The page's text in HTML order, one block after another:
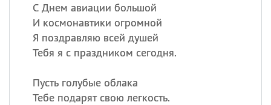
С Днем авиации большой
И космонавтики огромной
Я поздравляю всей душей
Тебя я с праздником сегодня.
Пусть голубые облака
Тебе подарят свою легкость.